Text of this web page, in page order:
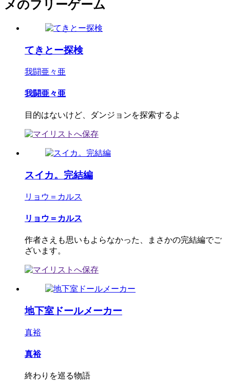
メのフリーゲーム
てきとー探検
我闘亜々亜
我闘亜々亜
目的はないけど、ダンジョンを探索するよ
スイカ。完結編
リョウ＝カルス
リョウ＝カルス
作者さえも思いもよらなかった、まさかの完結編でご
ざいます。
地下室ドールメーカー
真裕
真裕
終わりを巡る物語